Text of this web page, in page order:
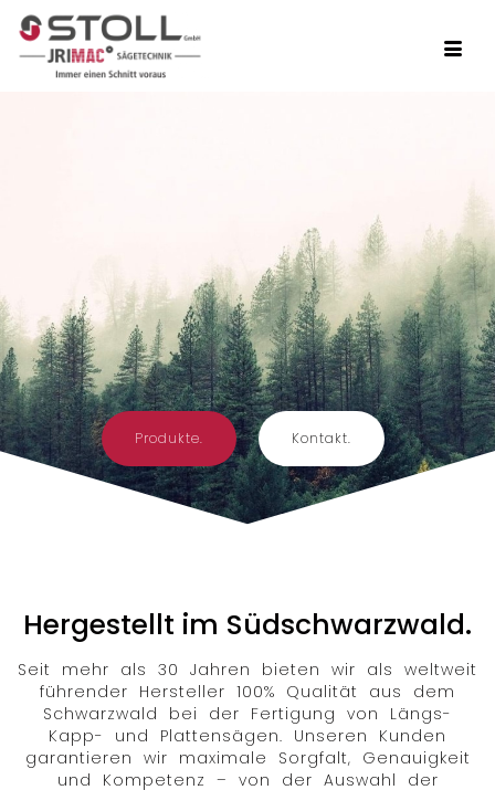
Produkte. Kontakt.
Hergestellt im Südschwarzwald.
Seit mehr als 30 Jahren bieten wir als weltweit
führender Hersteller 100% Qualität aus dem
Schwarzwald bei der Fertigung von Längs-
Kapp- und Plattensägen. Unseren Kunden
garantieren wir maximale Sorgfalt, Genauigkeit
und Kompetenz – von der Auswahl der